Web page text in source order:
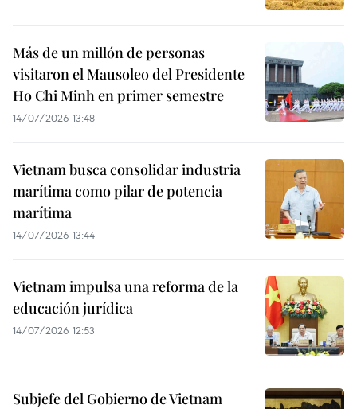
Más de un millón de personas
visitaron el Mausoleo del Presidente
Ho Chi Minh en primer semestre
14/07/2026 13:48
Vietnam busca consolidar industria
marítima como pilar de potencia
marítima
14/07/2026 13:44
Vietnam impulsa una reforma de la
educación jurídica
14/07/2026 12:53
Subjefe del Gobierno de Vietnam